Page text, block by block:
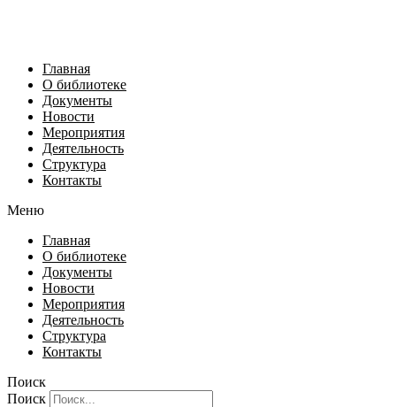
Главная
О библиотеке
Документы
Новости
Мероприятия
Деятельность
Структура
Контакты
Меню
Главная
О библиотеке
Документы
Новости
Мероприятия
Деятельность
Структура
Контакты
Поиск
Поиск